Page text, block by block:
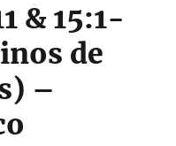
& 15:1-
de
–